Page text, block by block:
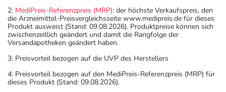
2: MediPreis-Referenzpreis (MRP): der höchste Verkaufspreis, den
die Arzneimittel-Preisvergleichsseite www.medipreis.de für dieses
Produkt ausweist (Stand: 09.08.2026). Produktpreise können sich
zwischenzeitlich geändert und damit die Rangfolge der
Versandapotheken geändert haben.
3: Preisvorteil bezogen auf die UVP des Herstellers
4: Preisvorteil bezogen auf den MediPreis-Referenzpreis (MRP) für
dieses Produkt (Stand: 09.08.2026).